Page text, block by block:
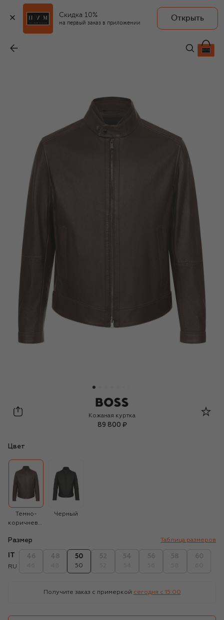
Скидка 10%
на первый заказ в приложении
Открыть
89 800 ₽
BOSS
Кожаная куртка
89 800 ₽
Цвет
Темно-
коричневый
Черный
Размер Таблица размеров
RU
50
50
Получите заказ с примеркой сегодня c 15:00